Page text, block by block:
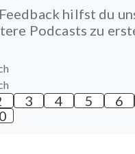
hilfst du
Podcasts zu
3 4 5 6